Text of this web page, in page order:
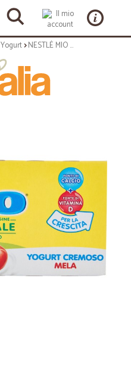
Yogurt NESTLÉ MIO Yogurt Cremoso Mela 2 x 125 g